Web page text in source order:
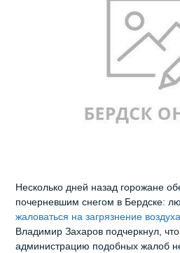
Несколько дней назад горожане
почерневшим снегом в Бердске:
жаловаться на загрязнение воздуха
Владимир Захаров подчеркнул,
администрацию подобных жалоб